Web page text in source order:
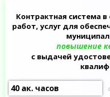
Контрактная система
работ, услуг для
повышение
с выдачей
40 ак. часов